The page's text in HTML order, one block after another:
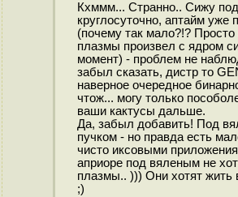
Кхммм... Странно.. Сижу
круглосуточно, аптайм уже
(почему так мало?!?
плазмы произвел с ядром
момент) - проблем не
забыл сказать, дистр то
наверное очередное
чтож... могу только
ваши кактусы дальше.
Да, забыл добавить! Под
пучком - но правда есть
чисто иксовыми
априоре под вяленым не
плазмы.. ))) Они хотят жить
;)